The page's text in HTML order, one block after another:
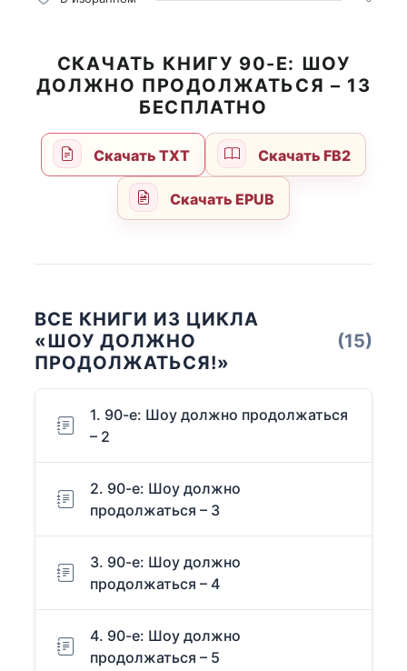
СКАЧАТЬ КНИГУ 90-Е: ШОУ
ДОЛЖНО ПРОДОЛЖАТЬСЯ – 13
БЕСПЛАТНО
Скачать TXT Скачать FB2
Скачать EPUB
ВСЕ КНИГИ ИЗ ЦИКЛА
«ШОУ ДОЛЖНО
ПРОДОЛЖАТЬСЯ!»
(15)
1. 90-е: Шоу должно продолжаться
– 2
2. 90-е: Шоу должно
продолжаться – 3
3. 90-е: Шоу должно
продолжаться – 4
4. 90-е: Шоу должно
продолжаться – 5